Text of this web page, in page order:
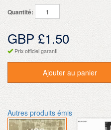
Quantité:
GBP £1.50
Prix officiel garanti
Ajouter au panier
Autres produits émis